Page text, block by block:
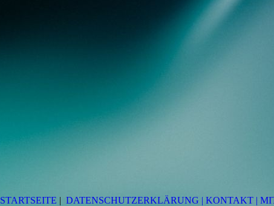
STARTSEITE | DATENSCHUTZERKLÄRUNG | KONTAKT|